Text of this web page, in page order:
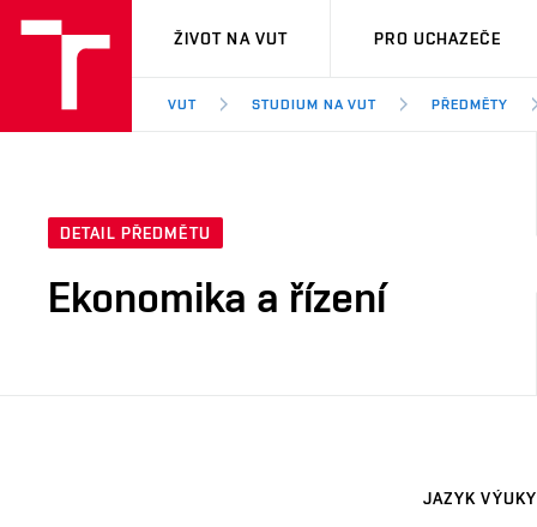
VUT
ŽIVOT NA VUT PRO UCHAZEČE
VUT STUDIUM NA VUT PŘEDMĚTY
DETAIL PŘEDMĚTU
Ekonomika a řízení
JAZYK VÝUKY